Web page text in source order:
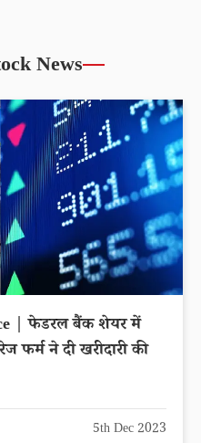
News
| फेडरल बैंक शेयर में
फर्म ने दी खरीदारी की
5th Dec 2023